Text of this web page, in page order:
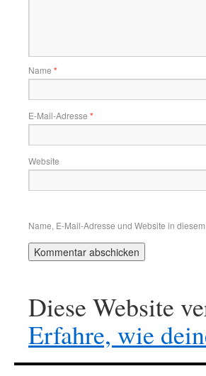
Name *
E-Mail-Adresse *
Website
Name, E-Mail-Adresse und Website in
Diese Website
Erfahre, wie